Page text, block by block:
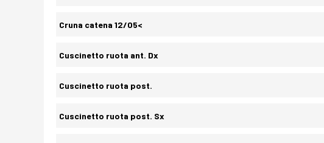
Cruna catena 12/05<
Cuscinetto ruota ant. Dx
Cuscinetto ruota post.
Cuscinetto ruota post. Sx